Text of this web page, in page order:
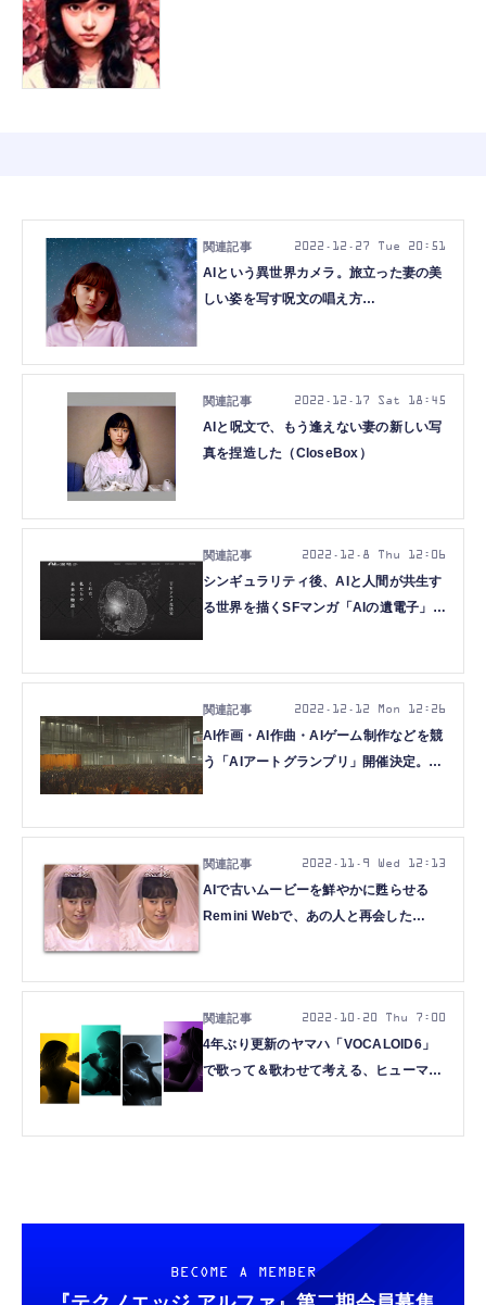
AIという異世界カメラ。旅立った妻の美
しい姿を写す呪文の唱え方
2022.12.27 Tue 20:51
AIと呪文で、もう逢えない妻の新しい写
真を捏造した（CloseBox）
2022.12.17 Sat 18:45
シンギュラリティ後、AIと人間が共生す
る世界を描くSFマンガ「AIの遺電子」が
2022.12.8 Thu 12:06
AI作画・AI作曲・AIゲーム制作などを競
う「AIアートグランプリ」開催決定。グ
2022.12.12 Mon 12:26
AIで古いムービーを鮮やかに甦らせる
Remini Webで、あの人と再会した
2022.11.9 Wed 12:13
4年ぶり更新のヤマハ「VOCALOID6」
で歌って＆歌わせて考える、ヒューマン
2022.10.20 Thu 7:00
BECOME A MEMBER